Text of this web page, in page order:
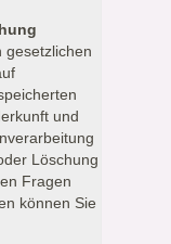
gesetzlichen
und
Löschung
Fragen
können Sie